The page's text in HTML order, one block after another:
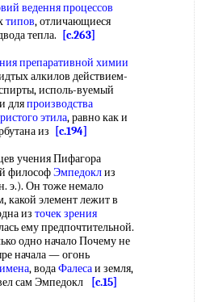
ведення процессов
типов, отличающиеся
тепла.
[c.263]
препаративной химии
алкилов действием-
исполь-вуемый
дляпроизводства
этила, равно как и
из
[c.194]
учения Пифагора
философЭмпедоклиз
э.). Он тоже немало
какой элемент лежит в
из точек зрения
ему предпочтительной.
одно начало Почему не
начала — огонь
, водаФалесаи земля,
сам Эмпедокл
[c.15]